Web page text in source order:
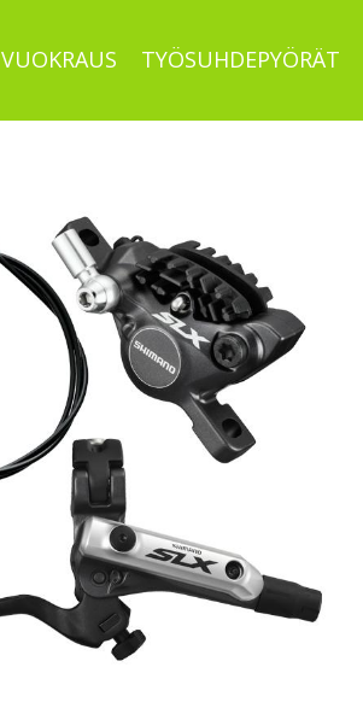
VUOKRAUS TYÖSUHDEPYÖRÄT